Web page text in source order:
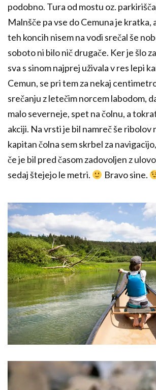
podobno. Tura od mostu oz.
Malnšče pa vse do Cemuna je kratka,
teh koncih nisem na vodi srečal še
soboto ni bilo nič drugače. Ker je šlo
sva s sinom najprej uživala v res lepi
Cemun, se pri tem za nekaj
srečanju z letečim norcem labodom,
malo severneje, spet na čolnu, a
akciji. Na vrsti je bil namreč še ribolov
kapitan čolna sem skrbel za
če je bil pred časom zadovoljen z
sedaj štejejo le metri.
Bravo sine.